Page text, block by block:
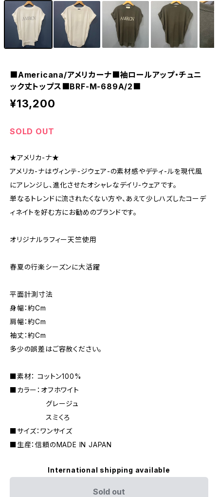
■Americana/アメリカーナ■袖ロールアップ・チュニ
ック丈トップス■BRF-M-689A/2■
¥13,200
SOLD OUT
★アメリカ-ナ★
アメリカ-ナはヴィンテ-ジウェア-の素材感やデティ-ルを現代風
にアレンジし、進化させたオシャレなデイリ-ウェアです。
単なるトレンドに流されたくない方や、あえて少しハズしたコーデ
ィネイトを好む方にお勧めのブランドです。
オリジナルラフィー天竺使用
春夏の行楽シーズンに大活躍
平面計測寸法
身幅：約Cm
肩幅：約Cm
袖丈：約Cm
多少の誤差はご容赦ください。
■素材： コットン100%
■カラー：オフホワイト
グレージュ
スミくろ
■サイズ：ワンサイズ
■生産：信頼のMADE IN JAPAN
International shipping available
Sold out